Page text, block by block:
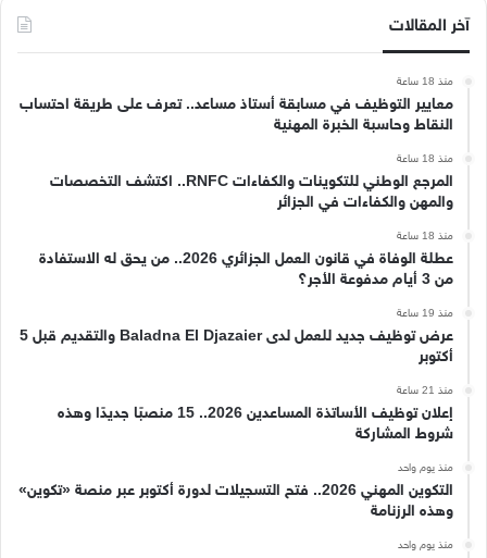
آخر المقالات
منذ 18 ساعة
معايير التوظيف في مسابقة أستاذ مساعد.. تعرف على طريقة احتساب
النقاط وحاسبة الخبرة المهنية
منذ 18 ساعة
المرجع الوطني للتكوينات والكفاءات RNFC.. اكتشف التخصصات
والمهن والكفاءات في الجزائر
منذ 18 ساعة
عطلة الوفاة في قانون العمل الجزائري 2026.. من يحق له الاستفادة
من 3 أيام مدفوعة الأجر؟
منذ 19 ساعة
عرض توظيف جديد للعمل لدى Baladna El Djazaier والتقديم قبل 5
أكتوبر
منذ 21 ساعة
إعلان توظيف الأساتذة المساعدين 2026.. 15 منصبًا جديدًا وهذه
شروط المشاركة
منذ يوم واحد
التكوين المهني 2026.. فتح التسجيلات لدورة أكتوبر عبر منصة «تكوين»
وهذه الرزنامة
منذ يوم واحد